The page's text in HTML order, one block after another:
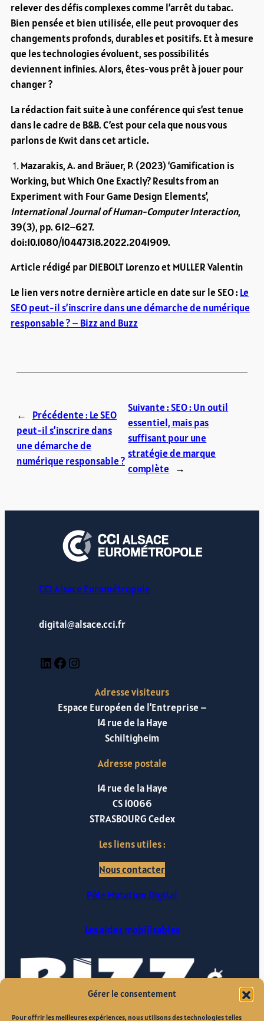
Gérer le consentement
Pour offrir les meilleures expériences, nous utilisons des technologies telles
relever des défis complexes comme l’arrêt du tabac.
Bien pensée et bien utilisée, elle peut provoquer des
changements profonds, durables et positifs. Et à mesure
que les technologies évoluent, ses possibilités
deviennent infinies. Alors, êtes-vous prêt à jouer pour
changer ?
La rédaction fait suite à une conférence qui s’est tenue
dans le cadre de B&B. C’est pour cela que nous vous
parlons de Kwit dans cet article.
⒈Mazarakis, A. and Bräuer, P. (2023) ‘Gamification is
Working, but Which One Exactly? Results from an
Experiment with Four Game Design Elements’,
International Journal of Human-Computer Interaction,
39(3), pp. 612–627.
doi:10.1080/10447318.2022.2041909.
Article rédigé par DIEBOLT Lorenzo et MULLER Valentin
Le lien vers notre dernière article en date sur le SEO : Le
SEO peut-il s’inscrire dans une démarche de numérique
responsable ? – Bizz and Buzz
← Précédente : Le SEO
peut-il s’inscrire dans
une démarche de
numérique responsable ?
Suivante :SEO : Un outil
essentiel, mais pas
suffisant pour une
stratégie de marque
complète
→
CCI Alsace Eurométropole
digital@alsace.cci.fr
LinkedIn Facebook Instagram
Adresse visiteurs
Espace Européen de l’Entreprise –
14 rue de la Haye
Schiltigheim
Adresse postale
14 rue de la Haye
CS 10066
STRASBOURG Cedex
Les liens utiles :
Nous contacter
Pôle Mutation Digital
Les aides mobilisables